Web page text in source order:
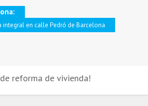
integral en calle Pedró de Barcelona
reforma de vivienda!